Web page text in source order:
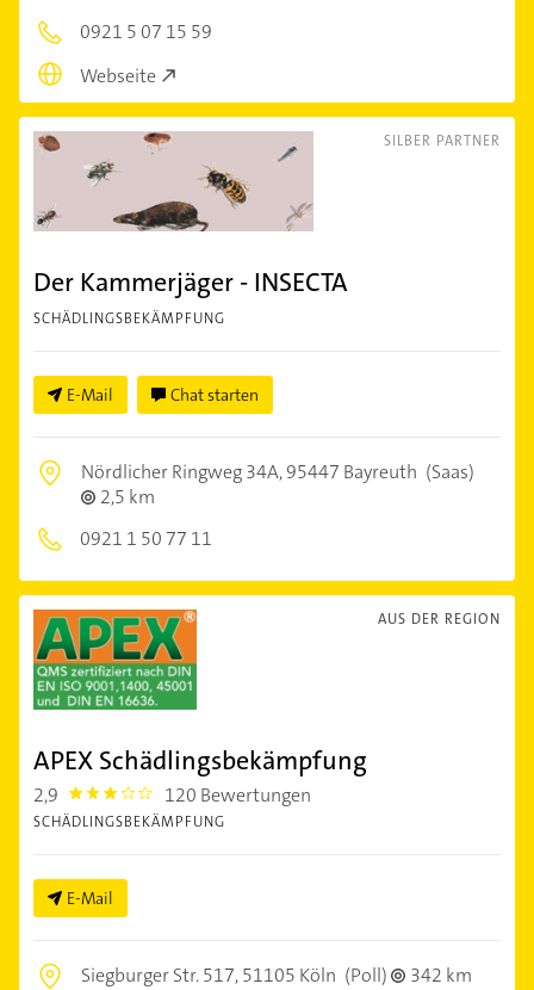
0921 5 07 15 59
Webseite
SILBER PARTNER
Der Kammerjäger - INSECTA
SCHÄDLINGSBEKÄMPFUNG
E-Mail Chat starten
Nördlicher Ringweg 34A,95447 Bayreuth (Saas)
2,5 km
0921 1 50 77 11
AUS DER REGION
APEX Schädlingsbekämpfung
2,9 2.9 120 Bewertungen
SCHÄDLINGSBEKÄMPFUNG
E-Mail
Siegburger Str. 517,51105 Köln (Poll) 342 km